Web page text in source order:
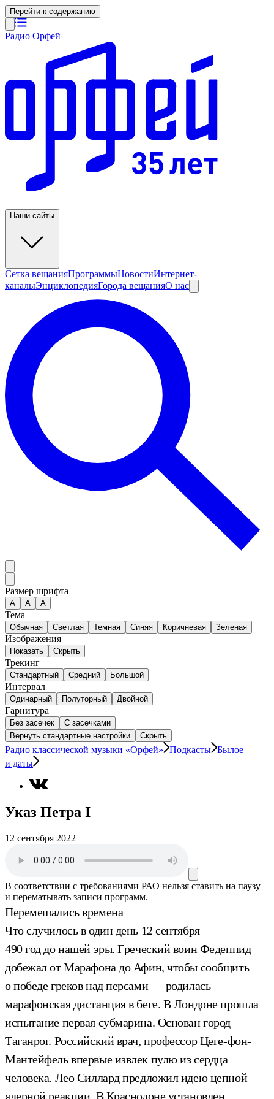
Перейти к содержанию
Радио Орфей
Наши сайты
Сетка вещанияПрограммыНовостиИнтернет-
каналыЭнциклопедияГорода вещанияО нас
Размер шрифта
А A A
Тема
Обычная Светлая Темная Синяя Коричневая Зеленая
Изображения
Показать Скрыть
Трекинг
Стандартный Средний Большой
Интервал
Одинарный Полуторный Двойной
Гарнитура
Без засечек
С засечками
Вернуть стандартные настройки
Скрыть
Радио классической музыки «Орфей» Подкасты Былое
и даты
Указ Петра I
12 сентября 2022
В соответствии с требованиями РАО нельзя ставить на паузу
и перематывать записи программ.
Перемешались времена
Что случилось в один день 12 сентября
490 год до нашей эры. Греческий воин Федеппид
добежал от Марафона до Афин, чтобы сообщить
о победе греков над персами — родилась
марафонская дистанция в беге. В Лондоне прошла
испытание первая субмарина. Основан город
Таганрог. Российский врач, профессор Цеге-фон-
Мантейфель впервые извлек пулю из сердца
человека. Лео Силлард предложил идею цепной
ядерной реакции. В Краснодоне установлен